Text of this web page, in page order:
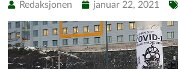
Redaksjonen januar 22, 2021